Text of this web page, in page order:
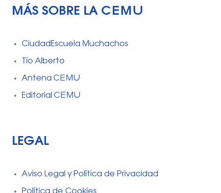
MÁS SOBRE LA CEMU
CiudadEscuela Muchachos
Tío Alberto
Antena CEMU
Editorial CEMU
LEGAL
Aviso Legal y Política de Privacidad
Política de Cookies